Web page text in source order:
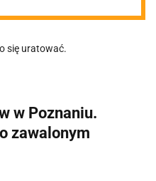
na
się uratować.
w Poznaniu.
zawalonym